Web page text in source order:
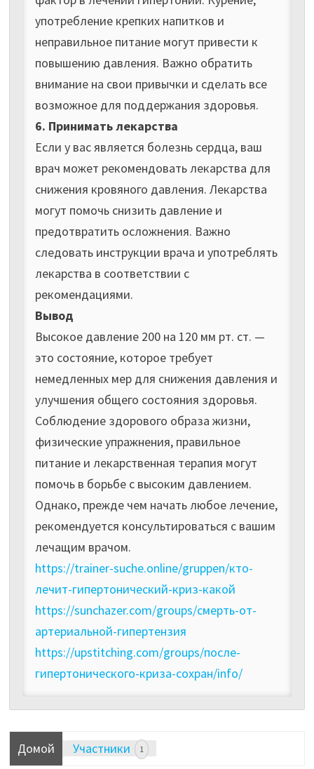
употребление крепких напитков и
неправильное питание могут привести к
повышению давления. Важно обратить
внимание на свои привычки и сделать все
возможное для поддержания здоровья.
6. Принимать лекарства
Если у вас является болезнь сердца, ваш
врач может рекомендовать лекарства для
снижения кровяного давления. Лекарства
могут помочь снизить давление и
предотвратить осложнения. Важно
следовать инструкции врача и употреблять
лекарства в соответствии с
рекомендациями.
Вывод
Высокое давление 200 на 120 мм рт. ст. —
это состояние, которое требует
немедленных мер для снижения давления и
улучшения общего состояния здоровья.
Соблюдение здорового образа жизни,
физические упражнения, правильное
питание и лекарственная терапия могут
помочь в борьбе с высоким давлением.
Однако, прежде чем начать любое лечение,
рекомендуется консультироваться с вашим
лечащим врачом.
https://trainer-suche.online/gruppen/кто-
лечит-гипертонический-криз-какой
https://sunchazer.com/groups/смерть-от-
артериальной-гипертензия
https://upstitching.com/groups/после-
гипертонического-криза-сохран/info/
Домой Участники 1